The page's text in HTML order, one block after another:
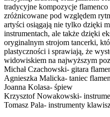
tradycyjne kompozycje flamenco
zróżnicowane pod względem
artyści osiągają nie tylko dzięki
instrumentach, ale także dzięki
oryginalnym strojom tancerki,
plastyczności i sprawiają, że
widowiskiem na najwyższym
Michał Czachowski- gitara
Agnieszka Malicka- taniec
Joanna Kolasa- śpiew
Krzysztof Nowakowski-
Tomasz Pala- instrumenty